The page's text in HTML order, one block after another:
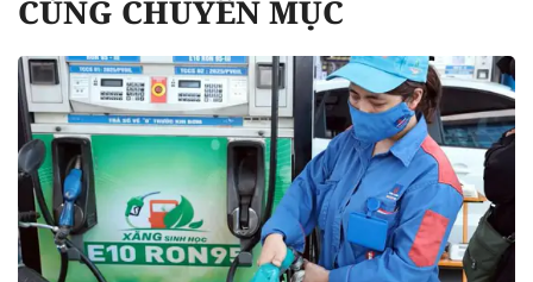
CÙNG CHUYÊN MỤC